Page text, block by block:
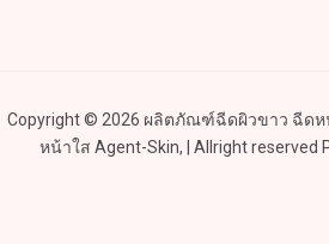
Copyright © 2026 ผลิตภัณฑ์ฉีดผิวขาว ฉีด
หน้าใส Agent-Skin, | Allright reserved